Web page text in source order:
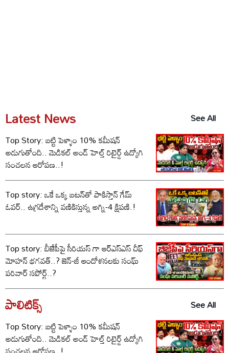
Latest News
See All
Top Story: బట్టి పెళ్ళాం 10% కమీషన్‌
అడుగుతోంది.. మెడికల్ అండ్ హెల్త్ రిటైర్డ్ ఉద్యోగి
సంచలన ఆరోపణ..!
Top story: ఒకే ఒక్క బటన్‌తో పాకిస్తాన్ గేమ్
ఓవర్.. ఉగ్రదేశాన్ని వణికిస్తున్న అగ్ని-4 క్షిపణి.!
Top story: బీజేపీపై సీరియస్ గా ఆర్‌ఎస్‌ఎస్ చీఫ్
మోహన్ భగవత్..? జెన్-జీ ఆందోళనలకు సంఘ్
పరివార్ సపోర్ట్..?
పాలిటిక్స్‌
See All
Top Story: బట్టి పెళ్ళాం 10% కమీషన్‌
అడుగుతోంది.. మెడికల్ అండ్ హెల్త్ రిటైర్డ్ ఉద్యోగి